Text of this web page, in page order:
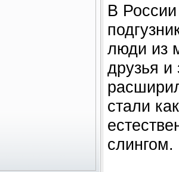
В
люди из
друзья и
стали